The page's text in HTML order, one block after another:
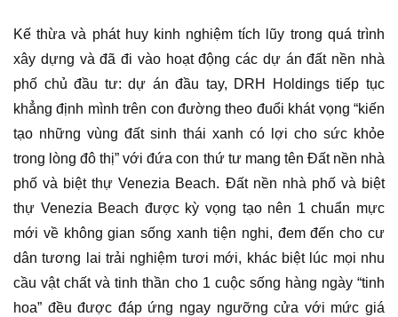
Kế thừa và phát huy kinh nghiệm tích lũy trong quá trình
xây dựng và đã đi vào hoạt động các dự án đất nền nhà
phố chủ đầu tư: dự án đầu tay, DRH Holdings tiếp tục
khẳng định mình trên con đường theo đuổi khát vọng “kiến
tạo những vùng đất sinh thái xanh có lợi cho sức khỏe
trong lòng đô thị” với đứa con thứ tư mang tên Đất nền nhà
phố và biệt thự Venezia Beach. Đất nền nhà phố và biệt
thự Venezia Beach được kỳ vọng tạo nên 1 chuẩn mực
mới về không gian sống xanh tiện nghi, đem đến cho cư
dân tương lai trải nghiệm tươi mới, khác biệt lúc mọi nhu
cầu vật chất và tinh thần cho 1 cuộc sống hàng ngày “tinh
hoa” đều được đáp ứng ngay ngưỡng cửa với mức giá